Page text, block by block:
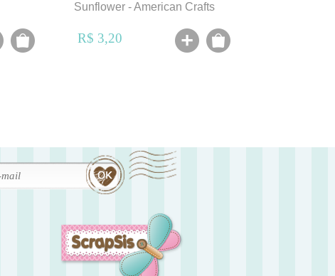
Sunflower - American Crafts
R$ 3,20